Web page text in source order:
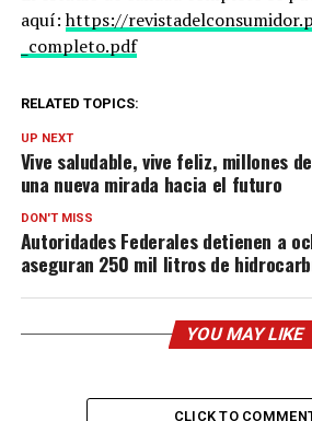
aquí:https://
_completo.pdf
RELATED TOPICS:
UP NEXT
Vive saludable, vive feliz, millones
una nueva mirada hacia el futuro
DON'T MISS
Autoridades Federales detienen a
aseguran 250 mil litros de
YOU MAY LIKE
CLICK TO